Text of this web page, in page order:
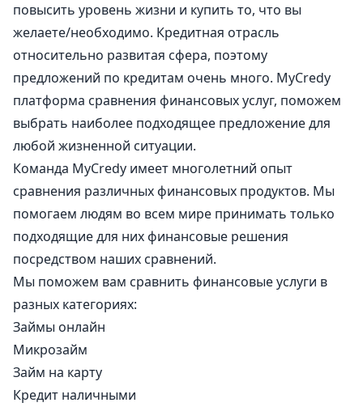
повысить уровень жизни и купить то, что вы
желаете/необходимо. Кредитная отрасль
относительно развитая сфера, поэтому
предложений по кредитам очень много. MyCredy
платформа сравнения финансовых услуг, поможем
выбрать наиболее подходящее предложение для
любой жизненной ситуации.
Команда MyCredy имеет многолетний опыт
сравнения различных финансовых продуктов. Мы
помогаем людям во всем мире принимать только
подходящие для них финансовые решения
посредством наших сравнений.
Мы поможем вам сравнить финансовые услуги в
разных категориях:
Займы онлайн
Микрозайм
Займ на карту
Кредит наличными